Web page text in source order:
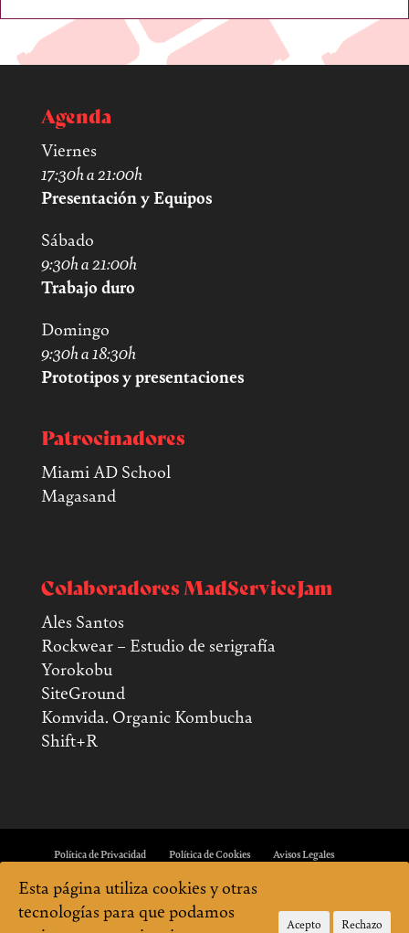
Agenda
Viernes
17:30h a 21:00h
Presentación y Equipos
Sábado
9:30h a 21:00h
Trabajo duro
Domingo
9:30h a 18:30h
Prototipos y presentaciones
Patrocinadores
Miami AD School
Magasand
Colaboradores MadServiceJam
Ales Santos
Rockwear – Estudio de serigrafía
Yorokobu
SiteGround
Komvida. Organic Kombucha
Shift+R
Política de Privacidad Política de Cookies Avisos Legales
Esta página utiliza cookies y otras
tecnologías para que podamos
Acepto Rechazo